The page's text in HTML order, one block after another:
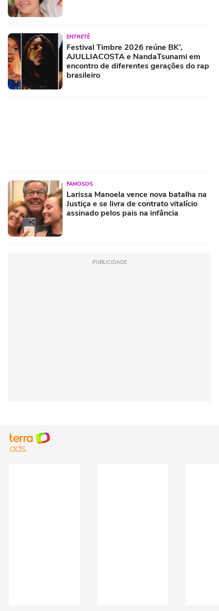
ENTRETÊ
Festival Timbre 2026 reúne BK’,
AJULLIACOSTA e NandaTsunami em
encontro de diferentes gerações do rap
brasileiro
FAMOSOS
Larissa Manoela vence nova batalha na
Justiça e se livra de contrato vitalício
assinado pelos pais na infância
PUBLICIDADE